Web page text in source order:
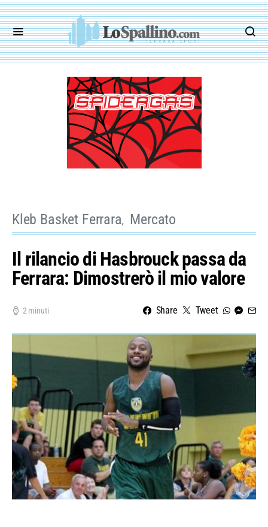
Kleb Basket Ferrara Mercato
Il rilancio di Hasbrouck passa da
Ferrara: Dimostrerò il mio valore
2 minuti Share Tweet